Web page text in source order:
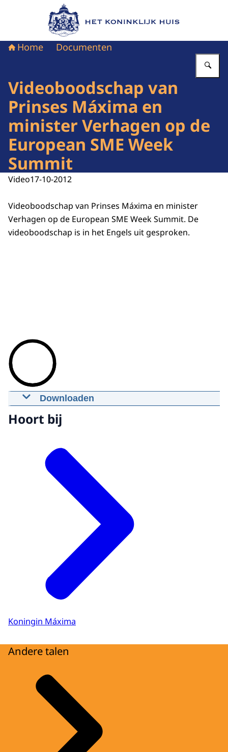
Naar de homepage van Het Koninklijk Huis
Home Documenten
Videoboodschap van
Prinses Máxima en
minister Verhagen op de
European SME Week
Summit
Video17-10-2012
Videoboodschap van Prinses Máxima en minister
Verhagen op de European SME Week Summit. De
videoboodschap is in het Engels uit gesproken.
Downloaden
Videoboodschap van Prinses Máxima
en minister Verhagen op de European
17-10-2012
Download
Ondertiteling
Audiobeschrijving
Download
Hoort bij
Koningin Máxima
Andere talen